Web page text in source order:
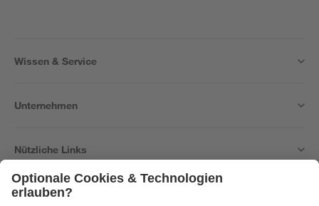
Wissen & Service
Unternehmen
Nützliche Links